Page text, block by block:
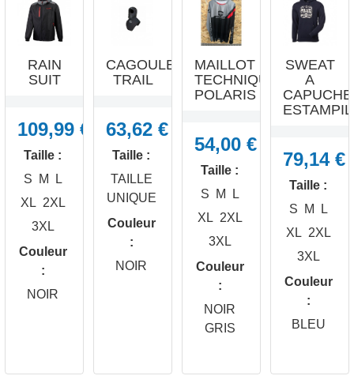
RAIN
SUIT
109,99 €
Taille :
S
M
L
XL 2XL
3XL
Couleur
:
NOIR
CAGOULE
TRAIL
63,62 €
Taille :
TAILLE
UNIQUE
Couleur
:
NOIR
MAILLOT
TECHNIQUE
POLARIS
54,00 €
Taille :
S
M
L
XL 2XL
3XL
Couleur
:
NOIR
GRIS
SWEAT
A
CAPUCHE
79,14 €
Taille :
S
M
L
XL 2XL
3XL
Couleur
:
BLEU

APERÇU

RAPIDE

APERÇU